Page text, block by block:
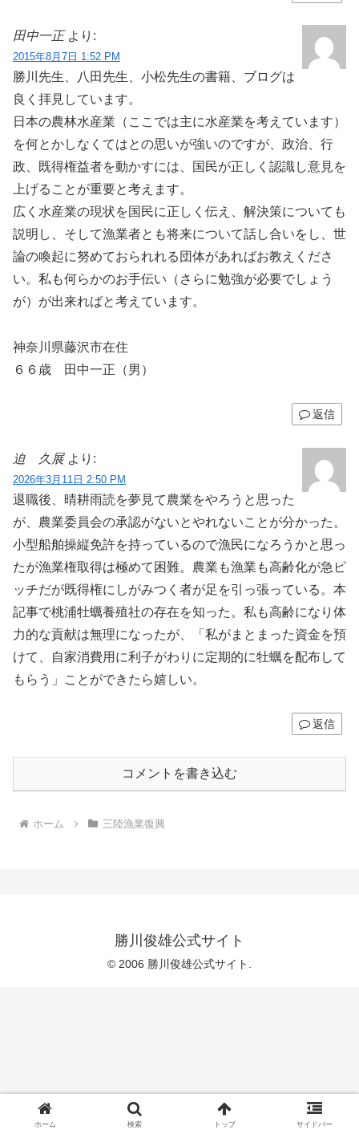
田中一正 より:
2015年8月7日 1:52 PM
勝川先生、八田先生、小松先生の書籍、ブログは
良く拝見しています。
日本の農林水産業（ここでは主に水産業を考えています）
を何とかしなくてはとの思いが強いのですが、政治、行
政、既得権益者を動かすには、国民が正しく認識し意見を
上げることが重要と考えます。
広く水産業の現状を国民に正しく伝え、解決策についても
説明し、そして漁業者とも将来について話し合いをし、世
論の喚起に努めておられれる団体があればお教えくださ
い。私も何らかのお手伝い（さらに勉強が必要でしょう
が）が出来ればと考えています。
神奈川県藤沢市在住
６６歳 田中一正（男）
返信
迫 久展 より:
2026年3月11日 2:50 PM
退職後、晴耕雨読を夢見て農業をやろうと思った
が、農業委員会の承認がないとやれないことが分かった。
小型船舶操縦免許を持っているので漁民になろうかと思っ
たが漁業権取得は極めて困難。農業も漁業も高齢化が急ピ
ッチだが既得権にしがみつく者が足を引っ張っている。本
記事で桃浦牡蠣養殖社の存在を知った。私も高齢になり体
力的な貢献は無理になったが、「私がまとまった資金を預
けて、自家消費用に利子がわりに定期的に牡蠣を配布して
もらう」ことができたら嬉しい。
返信
コメントを書き込む
ホーム 三陸漁業復興
勝川俊雄公式サイト
© 2006 勝川俊雄公式サイト.
ホーム 検索 トップ サイドバー